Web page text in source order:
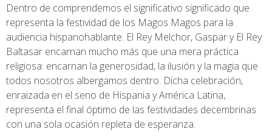
Dentro de comprendemos el significativo significado que
representa la festividad de los Magos Magos para la
audiencia hispanohablante. El Rey Melchor, Gaspar y El Rey
Baltasar encarnan mucho más que una mera práctica
religiosa: encarnan la generosidad, la ilusión y la magia que
todos nosotros albergamos dentro. Dicha celebración,
enraizada en el seno de Hispania y América Latina,
representa el final óptimo de las festividades decembrinas
con una sola ocasión repleta de esperanza.